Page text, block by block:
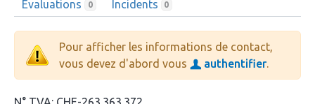
Évaluations 0 Incidents 0
Pour afficher les informations de contact,
vous devez d'abord vous
authentifier